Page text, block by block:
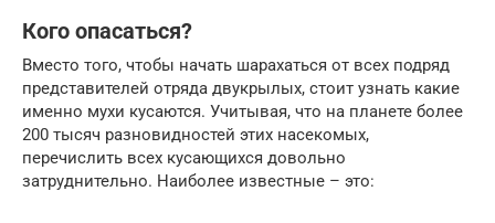
Кого опасаться?
Вместо того, чтобы начать шарахаться от всех подряд
представителей отряда двукрылых, стоит узнать какие
именно мухи кусаются. Учитывая, что на планете более
200 тысяч разновидностей этих насекомых,
перечислить всех кусающихся довольно
затруднительно. Наиболее известные – это: